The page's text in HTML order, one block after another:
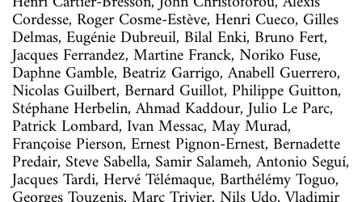
Cordesse, Roger Cosme-Estève, Henri Cueco, Gilles
Delmas, Eugénie Dubreuil, Bilal Enki, Bruno Fert,
Jacques Ferrandez, Martine Franck, Noriko Fuse,
Daphne Gamble, Beatriz Garrigo, Anabell Guerrero,
Nicolas Guilbert, Bernard Guillot, Philippe Guitton,
Stéphane Herbelin, Ahmad Kaddour, Julio Le Parc,
Patrick Lombard, Ivan Messac, May Murad,
Françoise Pierson, Ernest Pignon-Ernest, Bernadette
Predair, Steve Sabella, Samir Salameh, Antonio Seguí,
Jacques Tardi, Hervé Télémaque, Barthélémy Toguo,